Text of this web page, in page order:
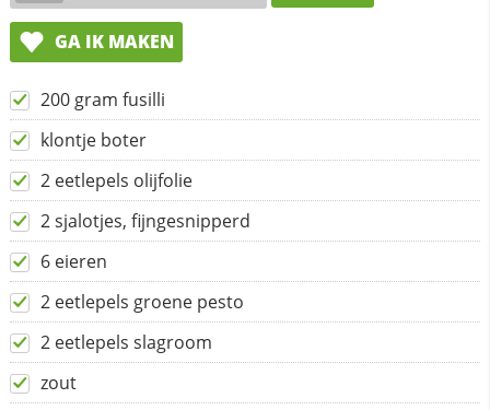
GA IK MAKEN
200 gram fusilli
klontje boter
2 eetlepels olijfolie
2 sjalotjes, fijngesnipperd
6 eieren
2 eetlepels groene pesto
2 eetlepels slagroom
zout